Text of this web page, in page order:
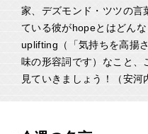
家、デズモンド・ツツの言
ている彼がhopeとはどん
uplifting（「気持ちを高揚
味の形容詞です）なこと、
見ていきましょう！（安河